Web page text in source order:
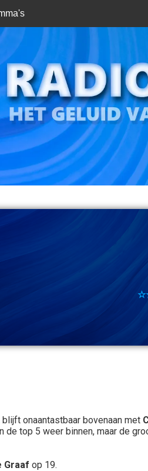
blijft onaantastbaar bovenaan met
de top 5 weer binnen, maar de
Graaf op 19.